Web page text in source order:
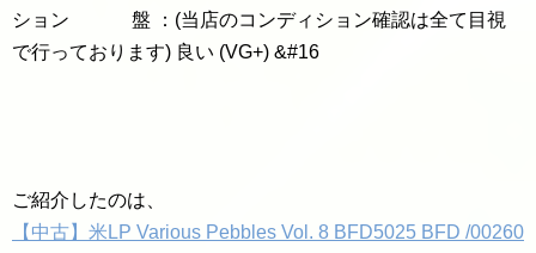
ション 盤 ：(当店のコンディション確認は全て目視
で行っております) 良い (VG+) &#16
ご紹介したのは、
【中古】米LP Various Pebbles Vol. 8 BFD5025 BFD /00260